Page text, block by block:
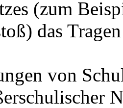
(zum
das
von